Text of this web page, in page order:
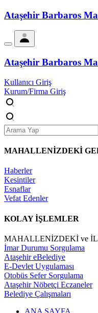
Ataşehir Barbaros
Ataşehir Barbaros
Kullanıcı Giriş
Kurum/Firma Giriş
MAHALLENİZDEKİ
Haberler
Kesintiler
Esnaflar
Vefat Edenler
KOLAY İŞLEMLER
MAHALLENİZDEKİ ve
İmar Durumu Sorgulama
Ataşehir eBelediye
E-Devlet Uygulaması
Otobüs Sefer Sorgulama
Ataşehir Nöbetçi Eczaneler
Belediye Çalışmaları
ANA SAYFA